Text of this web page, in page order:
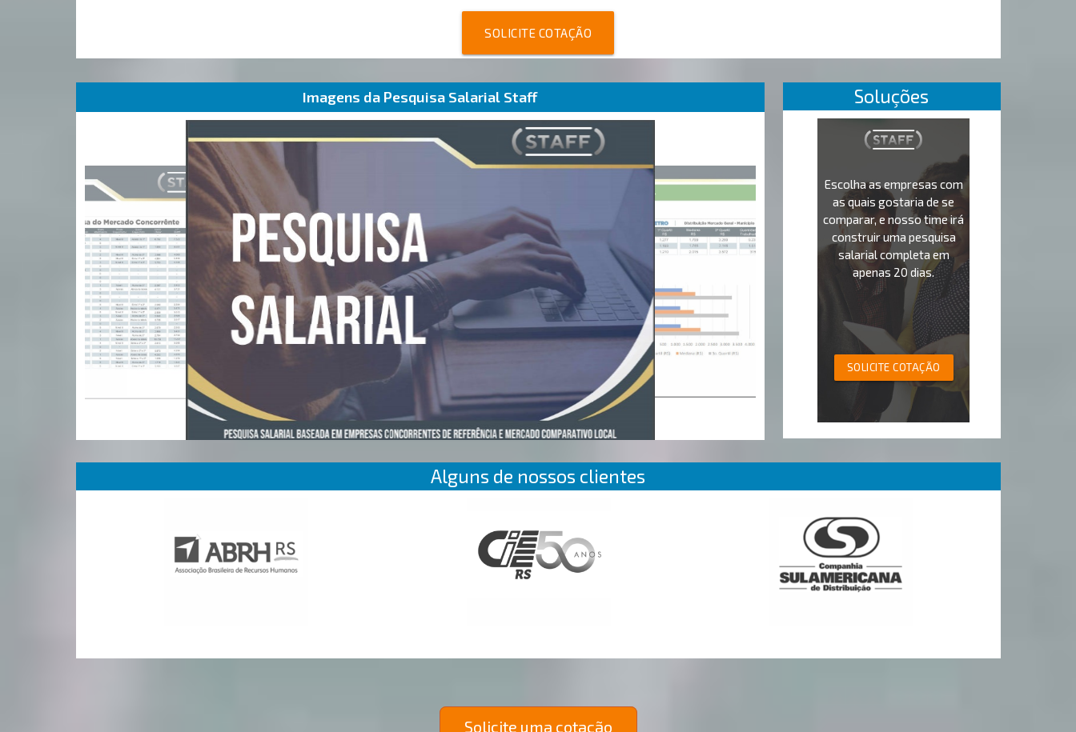
SOLICITE COTAÇÃO
Imagens da Pesquisa Salarial Staff Soluções
Escolha as empresas com
as quais gostaria de se
comparar, e nosso time irá
construir uma pesquisa
salarial completa em
apenas 20 dias.
SOLICITE COTAÇÃO
Alguns de nossos clientes
Solicite uma cotação